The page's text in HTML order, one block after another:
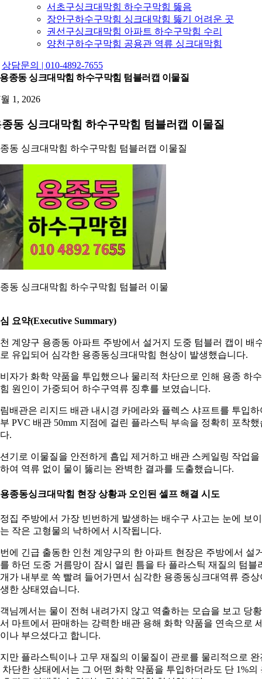
서초구싱크대막힘 하수구막힘 뚫음
장안구하수구막힘 싱크대막힘 뚫기 어려운 곳
권선구싱크대막힘 아파트 하수구막힘 수리
양천구하수구막힘 공용관 역류 싱크대막힘
상담문의 | 010-4892-7655
용종동 싱크대막힘 하수구막힘 텀블러캡 이물질
1, 2026
동 싱크대막힘 하수구막힘 텀블러캡 이물질
동 싱크대막힘 하수구막힘 텀블러캡 이물질
동 싱크대막힘 하수구막힘 텀블러 이물
요약(Executive Summary)
계양구 용종동 아파트 주방에서 설거지 도중 텀블러 캡이 배
유입되어 심각한 용종동싱크대막힘 현상이 발생했습니다.
자가 화학 약품을 투입했으나 물리적 차단으로 인해 용종 하
원인이 가중되어 하수구역류 징후를 보였습니다.
배관은 리지드 배관 내시경 카메라와 플렉스 샤프트를 투입하
PVC 배관 50mm 지점에 걸린 플라스틱 부속을 정확히 포착했
.
기로 이물질을 안전하게 흡입 제거하고 배관 스케일링 작업을
여 역류 없이 물이 뚫리는 완벽한 결과를 도출했습니다.
종동싱크대막힘 현장 상황과 오인된 셀프 해결 시도
집 주방에서 가장 빈번하게 발생하는 배수구 사고는 눈에 보
작은 고형물의 낙하에서 시작됩니다.
에 긴급 출동한 인천 계양구의 한 아파트 현장은 주방에서 설
하던 도중 거름망이 잠시 열린 틈을 타 플라스틱 재질의 텀블
가 내부로 쏙 빨려 들어가면서 심각한 용종동싱크대역류 증상
한 상태였습니다.
님께서는 물이 전혀 내려가지 않고 역출하는 모습을 보고 당
마트에서 판매하는 강력한 배관 용해 화학 약품을 연속으로
나 부으셨다고 합니다.
만 플라스틱이나 고무 재질의 이물질이 관로를 물리적으로 완
차단한 상태에서는 그 어떤 화학 약품을 투입하더라도 단 1%의